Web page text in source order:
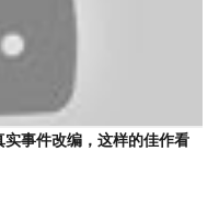
实事件改编，这样的佳作看